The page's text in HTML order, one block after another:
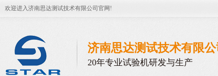
欢迎进入济南思达测试技术有限公司官网!
济南思达测试技术有限
20年专业试验机研发与生产